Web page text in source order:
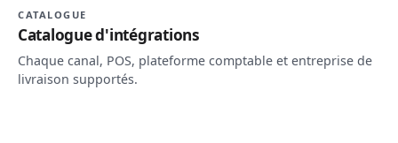
CATALOGUE
Catalogue d'intégrations
Chaque canal, POS, plateforme comptable et entreprise de
livraison supportés.